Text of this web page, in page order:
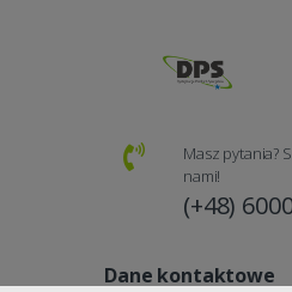
Masz pytania?
nami!
(+48)
Dane kontaktowe